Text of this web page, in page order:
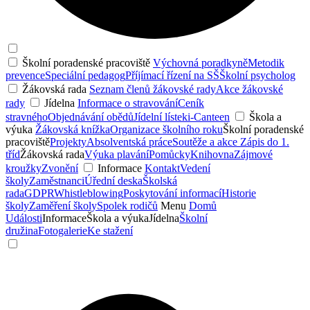
Školní poradenské pracoviště Výchovná poradkyněMetodik
prevenceSpeciální pedagogPříjímací řízení na SŠŠkolní psycholog
Žákovská rada Seznam členů žákovské radyAkce žákovské
rady
Jídelna Informace o stravováníCeník
stravnéhoObjednávání obědůJídelní lísteki-Canteen
Škola a
výuka Žákovská knížkaOrganizace školního rokuŠkolní poradenské
pracovištěProjektyAbsolventská práceSoutěže a akce Zápis do 1.
třídŽákovská radaVýuka plaváníPomůckyKnihovnaZájmové
kroužkyZvonění Informace KontaktVedení
školyZaměstnanciÚřední deskaŠkolská
radaGDPRWhistleblowingPoskytování informacíHistorie
školyZaměření školySpolek rodičů Menu Domů
UdálostiInformaceŠkola a výukaJídelnaŠkolní
družinaFotogalerieKe stažení